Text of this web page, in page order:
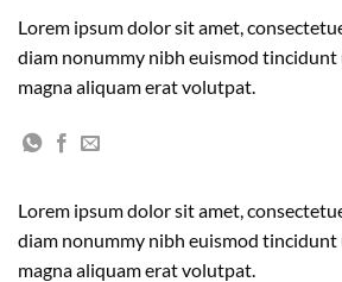
Lorem ipsum dolor sit amet,
diam nonummy nibh euismod
magna aliquam erat volutpat.
Lorem ipsum dolor sit amet,
diam nonummy nibh euismod
magna aliquam erat volutpat.